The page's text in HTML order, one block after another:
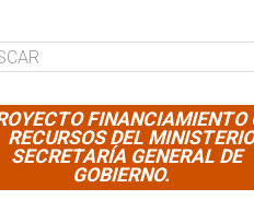
FINANCIAMIENTO
RECURSOS DEL
SECRETARÍA GENERAL DE
GOBIERNO.